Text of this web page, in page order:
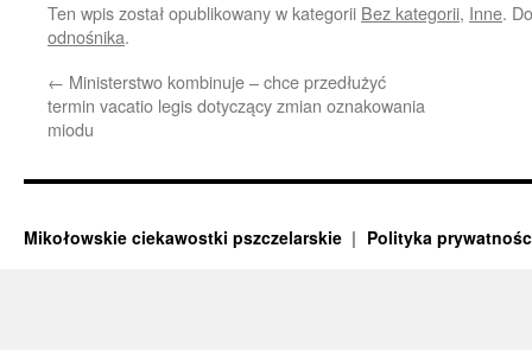
Ten wpis został opublikowany w kategorii Bez kategorii, Inne.
odnośnika.
← Ministerstwo kombinuje – chce przedłużyć
termin vacatio legis dotyczący zmian oznakowania
miodu
Mikołowskie ciekawostki pszczelarskie Polityka